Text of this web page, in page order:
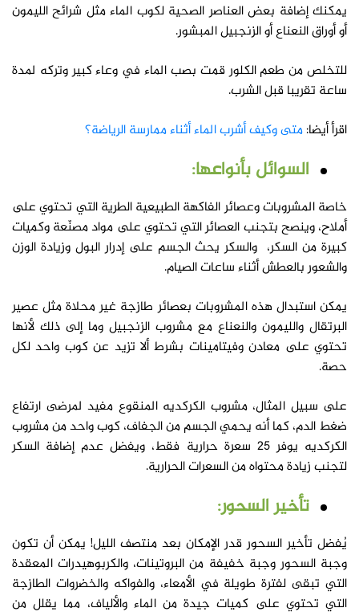
يمكنك إضافة بعض العناصر الصحية لكوب الماء مثل شرائح الليمون
أو أوراق النعناع أو الزنجبيل المبشور.
للتخلص من طعم الكلور قمت بصب الماء في وعاء كبير وتركه لمدة
ساعة تقريبا قبل الشرب.
اقرأ أيضا:متى وكيف أشرب الماء أثناء ممارسة الرياضة؟
السوائل بأنواعها:
خاصة المشروبات وعصائر الفاكهة الطبيعية الطرية التي تحتوي على
أملاح، وينصح بتجنب العصائر التي تحتوي على مواد مصنّعة وكميات
كبيرة من السكر، والسكر يحث الجسم على إدرار البول وزيادة الوزن
والشعور بالعطش أثناء ساعات الصيام.
يمكن استبدال هذه المشروبات بعصائر طازجة غير محلاة مثل عصير
البرتقال والليمون والنعناع مع مشروب الزنجبيل وما إلى ذلك لأنها
تحتوي على معادن وفيتامينات بشرط ألا تزيد عن كوب واحد لكل
حصة.
على سبيل المثال، مشروب الكركديه المنقوع مفيد لمرضى ارتفاع
ضغط الدم، كما أنه يحمي الجسم من الجفاف، كوب واحد من مشروب
الكركديه يوفر 25 سعرة حرارية فقط، ويفضل عدم إضافة السكر
لتجنب زيادة محتواه من السعرات الحرارية.
تأخير السحور:
يُفضل تأخير السحور قدر الإمكان بعد منتصف الليل! يمكن أن تكون
وجبة السحور وجبة خفيفة من البروتينات، والكربوهيدرات المعقدة
التي تبقى لفترة طويلة في الأمعاء، والفواكه والخضروات الطازجة
التي تحتوي على كميات جيدة من الماء والألياف، مما يقلل من